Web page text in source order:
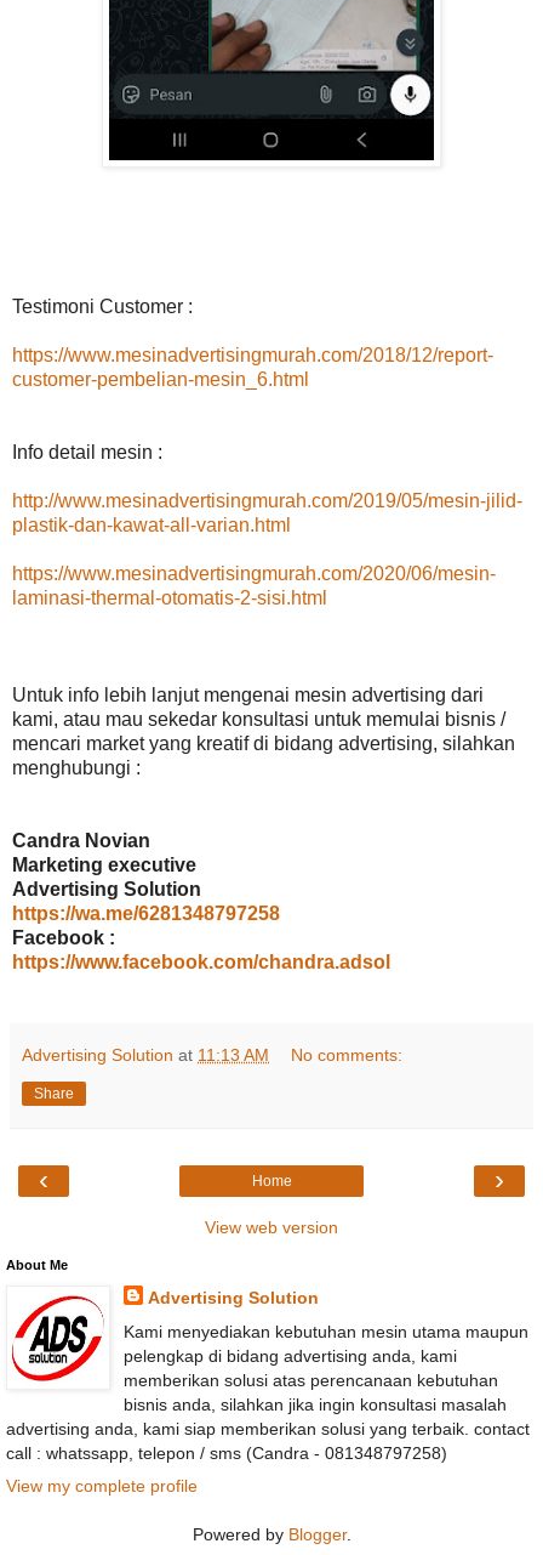
Testimoni Customer :
https://www.mesinadvertisingmurah.com/2018/12/report-
customer-pembelian-mesin_6.html
Info detail mesin :
http://www.mesinadvertisingmurah.com/2019/05/mesin-jilid-
plastik-dan-kawat-all-varian.html
https://www.mesinadvertisingmurah.com/2020/06/mesin-
laminasi-thermal-otomatis-2-sisi.html
Untuk info lebih lanjut mengenai mesin advertising dari
kami, atau mau sekedar konsultasi untuk memulai bisnis /
mencari market yang kreatif di bidang advertising, silahkan
menghubungi :
Candra Novian
Marketing executive
Advertising Solution
https://wa.me/6281348797258
Facebook :
https://www.facebook.com/chandra.adsol
Advertising Solution at 11:13 AM No comments:
Share
‹ ›
Home
View web version
About Me
Advertising Solution
Kami menyediakan kebutuhan mesin utama maupun
pelengkap di bidang advertising anda, kami
memberikan solusi atas perencanaan kebutuhan
bisnis anda, silahkan jika ingin konsultasi masalah
advertising anda, kami siap memberikan solusi yang terbaik. contact
call : whatssapp, telepon / sms (Candra - 081348797258)
View my complete profile
Powered by Blogger.